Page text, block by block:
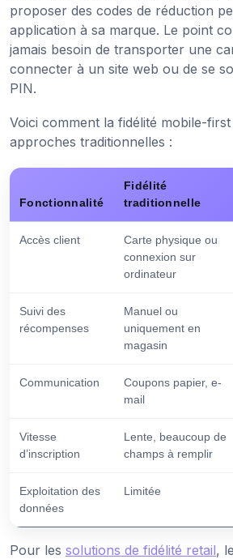
proposer des codes de réduction
application à sa marque. Le point
jamais besoin de transporter une
connecter à un site web ou de se
PIN.
Voici comment la fidélité mobile-
approches traditionnelles :
Fonctionnalité
Fidélité
traditionnelle
Accès client
Carte physique ou
connexion sur
ordinateur
Suivi des
récompenses
Manuel ou
uniquement en
magasin
Communication
Coupons papier, e-
mail
Vitesse
d’inscription
Lente, beaucoup de
champs à remplir
Exploitation des
données
Limitée
Pour les solutions de fidélité retail,